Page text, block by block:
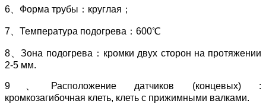
6、Форма трубы：круглая；
7、Температура подогрева：600℃
8、Зона подогрева：кромки двух сторон на протяжении
2-5 мм.
9、Расположение датчиков (концевых) :
кромкозагибочная клеть, клеть с прижимными валками.